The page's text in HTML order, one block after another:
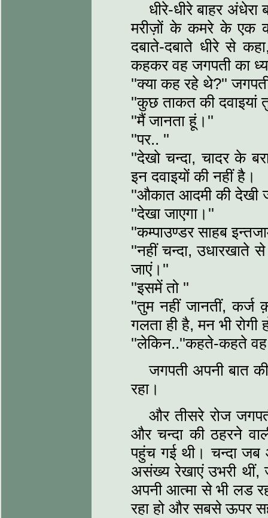
धीरे-धीरे बाहर
मरीज़ों के कमरे के एक
दबाते-दबाते धीरे से
कहकर वह जगपती का
''क्या कह रहे थे?''
''कुछ ताकत की दवाइयां
''मैं जानता हूं।''
''पर.. ''
''देखो चन्दा, चादर के
इन दवाइयों की नहीं है।
''औकात आदमी की देखी
''देखा जाएगा।''
''कम्पाउण्डर साहब
''नहीं चन्दा, उधारखाते
जाएं।''
''इसमें तो ''
''तुम नहीं जानतीं, कर्ज
गलता ही है, मन भी रोगी
''लेकिन..''कहते-कहते
जगपती अपनी बात
रहा।
और तीसरे रोज
और चन्दा की ठहरने
पहुंच गई थी। चन्दा जब
असंख्य रेखाएं उभरी थीं,
अपनी आत्मा से भी लड
रहा हो और सबसे ऊपर